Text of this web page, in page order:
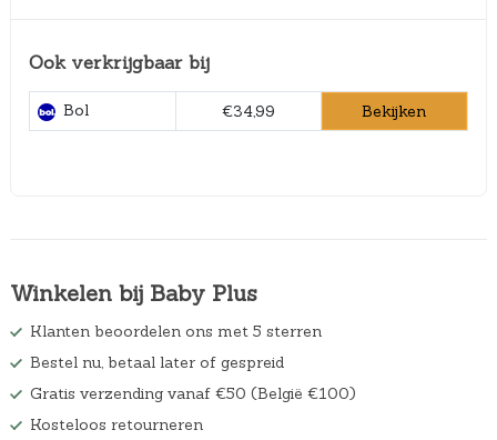
Ook verkrijgbaar bij
Bol €34,99 Bekijken
Winkelen bij Baby Plus
Klanten beoordelen ons met 5 sterren
Bestel nu, betaal later of gespreid
Gratis verzending vanaf €50 (België €100)
Kosteloos retourneren